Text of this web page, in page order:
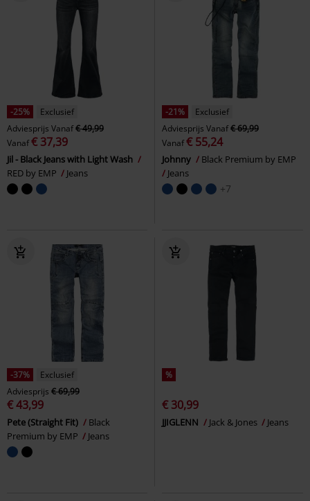
-25%
Exclusief
Adviesprijs Vanaf€ 49,99
Vanaf€ 37,39
Jil - Black Jeans with Light Wash
RED by EMP
Jeans
-21%
Exclusief
Adviesprijs Vanaf€ 69,99
Vanaf€ 55,24
Johnny
Black Premium by EMP
Jeans
+7
-37%
Exclusief
Adviesprijs € 69,99
€ 43,99
Pete (Straight Fit)
Black
Premium by EMP
Jeans
%
€ 30,99
JJIGLENN Jack & Jones Jeans